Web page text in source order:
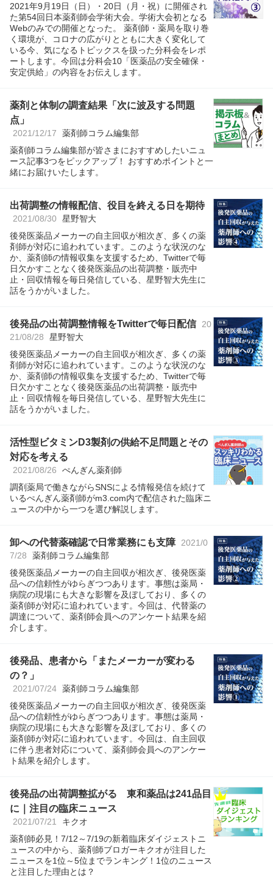
2021年9月19日（日）・20日（月・祝）に開催され
た第54回日本薬剤師会学術大会。学術大会初となる
Webのみでの開催となった。 薬剤師・薬局を取り巻
く環境が、コロナの広がりとともに大きく変化して
いる今、気になるトピックスを扱った分科会をレポ
ートします。今回は分科会10「医薬品の安全確保・
安定供給」の内容をお伝えします。
薬剤と体制の調査結果「次に波及する問題
点」
2021/12/17 薬剤師コラム編集部
薬剤師コラム編集部が皆さまにおすすめしたいニュ
ース記事3つをピックアップ！ おすすめポイントと一
緒にお届けいたします。
出荷調整の情報配信、役目を終える日を期待
2021/08/30 星野智大
後発医薬品メーカーの自主回収が相次ぎ、多くの薬
剤師が対応に追われています。このような状況のな
か、薬剤師の情報収集を支援するため、Twitterで毎
日欠かすことなく後発医薬品の出荷調整・販売中
止・回収情報を毎日発信している、星野智大先生に
話をうかがいました。
後発品の出荷調整情報をTwitterで毎日配信
20
21/08/28
星野智大
後発医薬品メーカーの自主回収が相次ぎ、多くの薬
剤師が対応に追われています。このような状況のな
か、薬剤師の情報収集を支援するため、Twitterで毎
日欠かすことなく後発医薬品の出荷調整・販売中
止・回収情報を毎日発信している、星野智大先生に
話をうかがいました。
活性型ビタミンD3製剤の供給不足問題とその
対応を考える
2021/08/26 ぺんぎん薬剤師
調剤薬局で働きながらSNSによる情報発信を続けて
いるぺんぎん薬剤師がm3.com内で配信された臨床ニ
ュースの中から一つを選び解説します。
卸への代替薬確認で日常業務にも支障
2021/0
7/28
薬剤師コラム編集部
後発医薬品メーカーの自主回収が相次ぎ、後発医薬
品への信頼性がゆらぎつつあります。事態は薬局・
病院の現場にも大きな影響を及ぼしており、多くの
薬剤師が対応に追われています。今回は、代替薬の
調達について、薬剤師会員へのアンケート結果を紹
介します。
後発品、患者から「またメーカーが変わる
の？」
2021/07/24 薬剤師コラム編集部
後発医薬品メーカーの自主回収が相次ぎ、後発医薬
品への信頼性がゆらぎつつあります。事態は薬局・
病院の現場にも大きな影響を及ぼしており、多くの
薬剤師が対応に追われています。今回は、自主回収
に伴う患者対応について、薬剤師会員へのアンケー
ト結果を紹介します。
後発品の出荷調整拡がる 東和薬品は241品目
に｜注目の臨床ニュース
2021/07/21 キクオ
薬剤師必見！7/12～7/19の新着臨床ダイジェストニ
ュースの中から、薬剤師ブロガーキクオが注目した
ニュースを1位～5位までランキング！1位のニュース
と注目した理由とは？